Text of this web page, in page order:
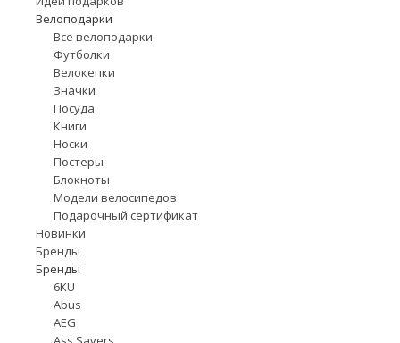
Велоподарки
Все велоподарки
Футболки
Велокепки
Значки
Посуда
Книги
Носки
Постеры
Блокноты
Модели велосипедов
Подарочный сертификат
Новинки
Бренды
Бренды
6KU
Abus
AEG